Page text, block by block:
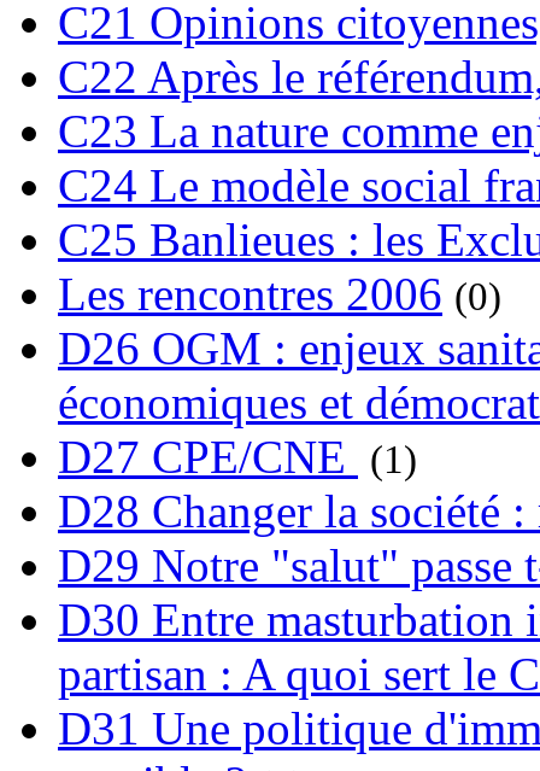
C21 Opinions
C22 Après le
C23 La nature comme
C24 Le modèle social
C25 Banlieues : les
Les rencontres 2006 (0)
D26 OGM : enjeux
économiques et
D27 CPE/CNE
(1)
D28 Changer la société
D29 Notre "salut" passe
D30 Entre masturbation
partisan : A quoi sert le
D31 Une politique